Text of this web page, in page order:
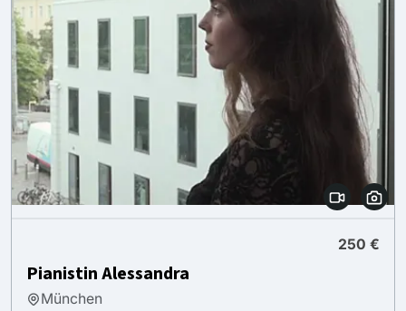
250 €
Pianistin Alessandra
München